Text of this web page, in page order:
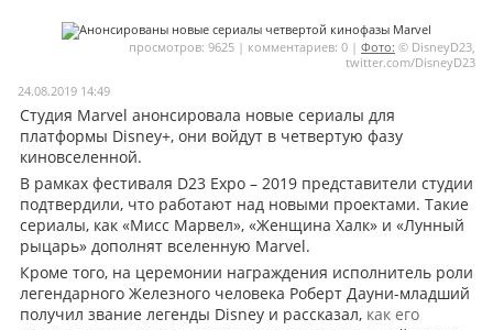
Мои материалы
Моя личная афиша
Перечитать
просмотров: 9625 | комментариев: 0 | Фото: © DisneyD23,
twitter.com/DisneyD23
24.08.2019 14:49
Студия Marvel анонсировала новые сериалы для
платформы Disney+, они войдут в четвертую фазу
киновселенной.
В рамках фестиваля D23 Expo – 2019 представители студии
подтвердили, что работают над новыми проектами. Такие
сериалы, как «Мисс Марвел», «Женщина Халк» и «Лунный
рыцарь» дополнят вселенную Marvel.
Кроме того, на церемонии награждения исполнитель роли
легендарного Железного человека Роберт Дауни-младший
получил звание легенды Disney и рассказал, как его